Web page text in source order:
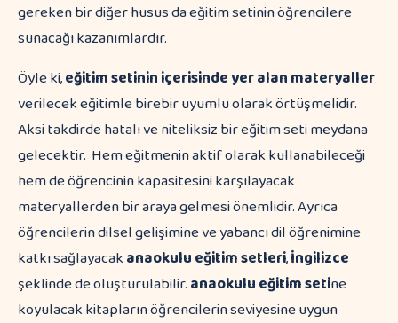
gereken bir diğer husus da eğitim setinin öğrencilere
sunacağı kazanımlardır.
Öyle ki,eğitim setinin içerisinde yer alan materyaller
verilecek eğitimle birebir uyumlu olarak örtüşmelidir.
Aksi takdirde hatalı ve niteliksiz bir eğitim seti meydana
gelecektir. Hem eğitmenin aktif olarak kullanabileceği
hem de öğrencinin kapasitesini karşılayacak
materyallerden bir araya gelmesi önemlidir. Ayrıca
öğrencilerin dilsel gelişimine ve yabancı dil öğrenimine
katkı sağlayacakanaokulu eğitim setleri,İngilizce
şeklinde de oluşturulabilir.anaokulu eğitim setine
koyulacak kitapların öğrencilerin seviyesine uygun